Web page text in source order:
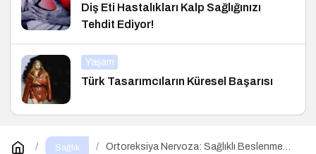
Diş Eti Hastalıkları Kalp Sağlığınızı
Tehdit Ediyor!
Yaşam
Türk Tasarımcıların Küresel Başarısı
Sağlık
Ortoreksiya Nervoza: Sağlıklı Beslenme